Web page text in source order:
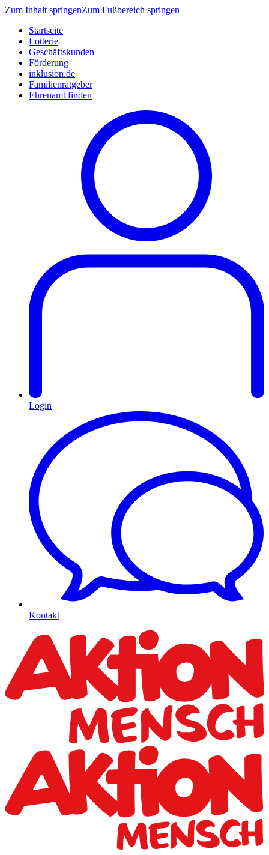
Zum Inhalt springenZum Fußbereich springen
Startseite
Lotterie
Geschäftskunden
Förderung
inklusion.de
Familienratgeber
Ehrenamt finden
Login
Kontakt